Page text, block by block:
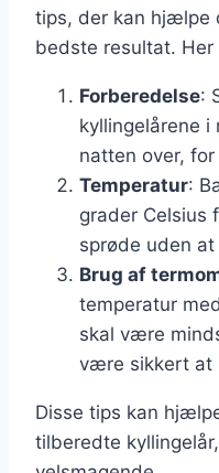
tips, der kan hjælpe
bedste resultat.
Forberedelse:
kyllingelårene
natten over,
Temperatur:
grader Celsius
sprøde uden
Brug af
temperatur
skal være
være sikkert at
Disse tips kan
tilberedte